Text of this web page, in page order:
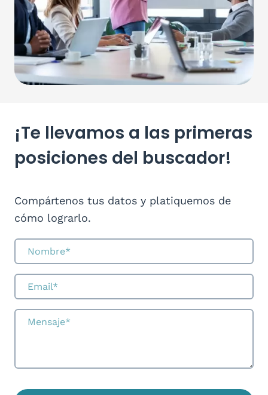
¡Te llevamos a las primeras
posiciones del buscador!
Compártenos tus datos y platiquemos de
cómo lograrlo.